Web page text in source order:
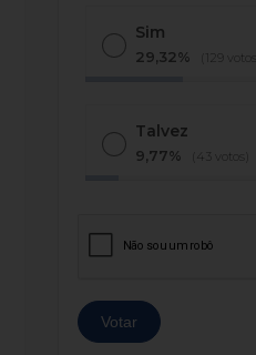
Sim
29,32% (129 votos)
Talvez
9,77% (43 votos)